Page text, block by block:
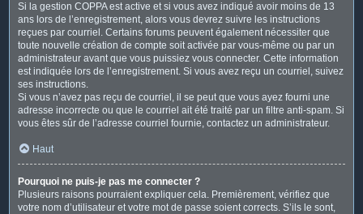
Si la gestion COPPA est active et si vous avez indiqué avoir moins de 13
ans lors de l’enregistrement, alors vous devrez suivre les instructions
reçues par courriel. Certains forums peuvent également nécessiter que
toute nouvelle création de compte soit activée par vous-même ou par un
administrateur avant que vous puissiez vous connecter. Cette information
est indiquée lors de l’enregistrement. Si vous avez reçu un courriel, suivez
ses instructions.
Si vous n’avez pas reçu de courriel, il se peut que vous ayez fourni une
adresse incorrecte ou que le courriel ait été traité par un filtre anti-spam. Si
vous êtes sûr de l’adresse courriel fournie, contactez un administrateur.
Haut
Pourquoi ne puis-je pas me connecter ?
Plusieurs raisons pourraient expliquer cela. Premièrement, vérifiez que
votre nom d’utilisateur et votre mot de passe soient corrects. S’ils le sont,